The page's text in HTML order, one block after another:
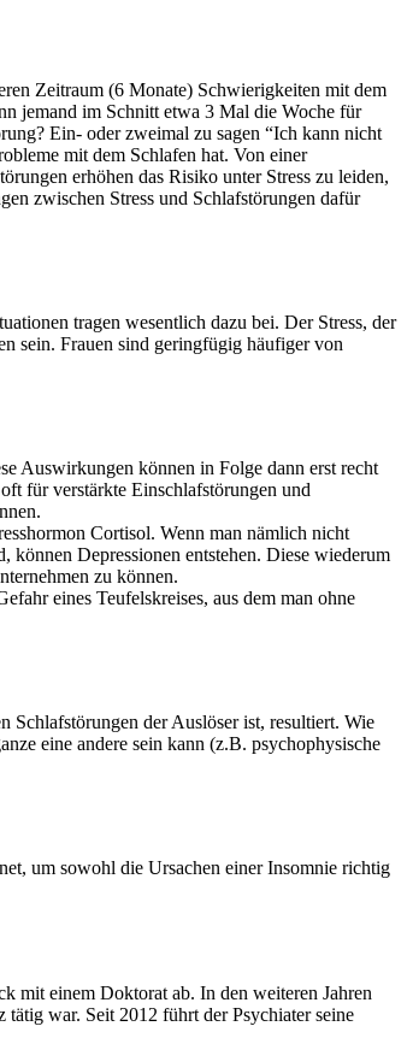
Zeitraum (6 Monate) Schwierigkeiten mit dem
jemand im Schnitt etwa 3 Mal die Woche für
Ein- oder zweimal zu sagen “Ich kann nicht
mit dem Schlafen hat. Von einer
erhöhen das Risiko unter Stress zu leiden,
zwischen Stress und Schlafstörungen dafür
tragen wesentlich dazu bei. Der Stress, der
sein. Frauen sind geringfügig häufiger von
Auswirkungen können in Folge dann erst recht
für verstärkte Einschlafstörungen und
Cortisol. Wenn man nämlich nicht
können Depressionen entstehen. Diese wiederum
zu können.
eines Teufelskreises, aus dem man ohne
Schlafstörungen der Auslöser ist, resultiert. Wie
eine andere sein kann (z.B. psychophysische
um sowohl die Ursachen einer Insomnie richtig
mit einem Doktorat ab. In den weiteren Jahren
war. Seit 2012 führt der Psychiater seine